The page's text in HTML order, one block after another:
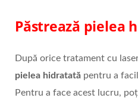
Păstrează pielea
După orice tratament cu
pielea hidratată pentru a
Pentru a face acest lucru,